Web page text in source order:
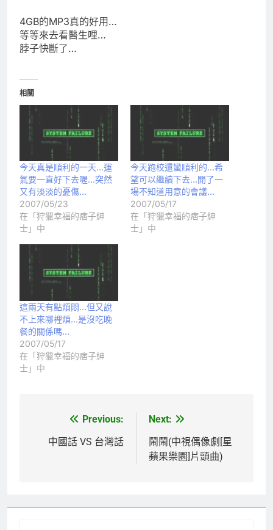
4GB的MP3真的好用…
等等來去看醫生哩…
脖子快斷了…
相關
今天真是順利的一天…運
氣要一直好下去喔…突然
又有淡淡的憂傷…
2007/05/23
在「狩獵幸福的痞子紳
士」中
今天跑校還蠻順利的…希
望可以繼續下去…開了一
場不知道用意的會議…
2007/05/17
在「狩獵幸福的痞子紳
士」中
這兩天有點煩悶…但又說
不上來哪裡煩…是沒吃晚
餐的關係嗎…
2007/05/17
在「狩獵幸福的痞子紳
士」中
Previous:
中國話 VS 台灣話
Next:
鬧鬧(中視偶像劇[星
蘋果樂園]片頭曲)